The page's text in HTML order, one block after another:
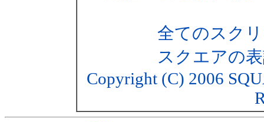
全てのスク
スクエアの
Copyright (C) 2006